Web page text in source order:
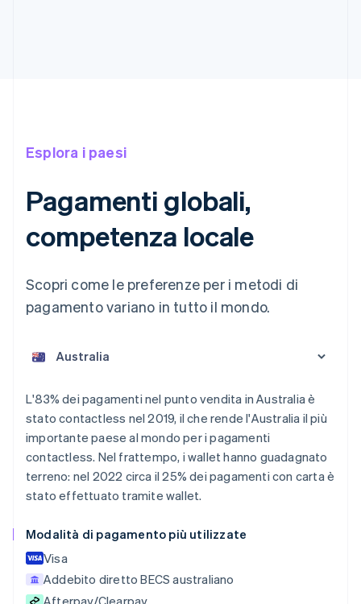
Esplora i paesi
Pagamenti globali,
competenza locale
Scopri come le preferenze per i metodi di
pagamento variano in tutto il mondo.
L'83% dei pagamenti nel punto vendita in Australia è
stato contactless nel 2019, il che rende l'Australia il più
importante paese al mondo per i pagamenti
contactless. Nel frattempo, i wallet hanno guadagnato
terreno: nel 2022 circa il 25% dei pagamenti con carta è
stato effettuato tramite wallet.
Modalità di pagamento più utilizzate
Visa
Addebito diretto BECS australiano
Afterpay/Clearpay
Australia
English
Austria
DeutschEnglish
Belgio
English
Brasile
Bulgaria
English
Canada
EnglishFrançais
Cina continentale